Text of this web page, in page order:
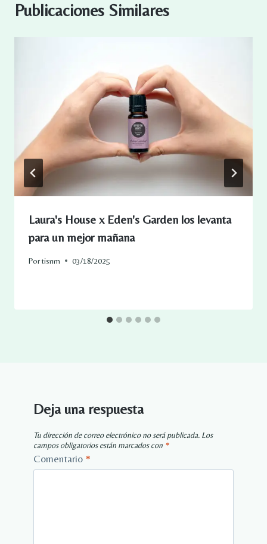
Publicaciones Similares
Laura's House x Eden's Garden los levanta
para un mejor mañana
Portisnm 03/18/2025
Deja una respuesta
Tu dirección de correo electrónico no será publicada. Los
campos obligatorios están marcados con *
Comentario *